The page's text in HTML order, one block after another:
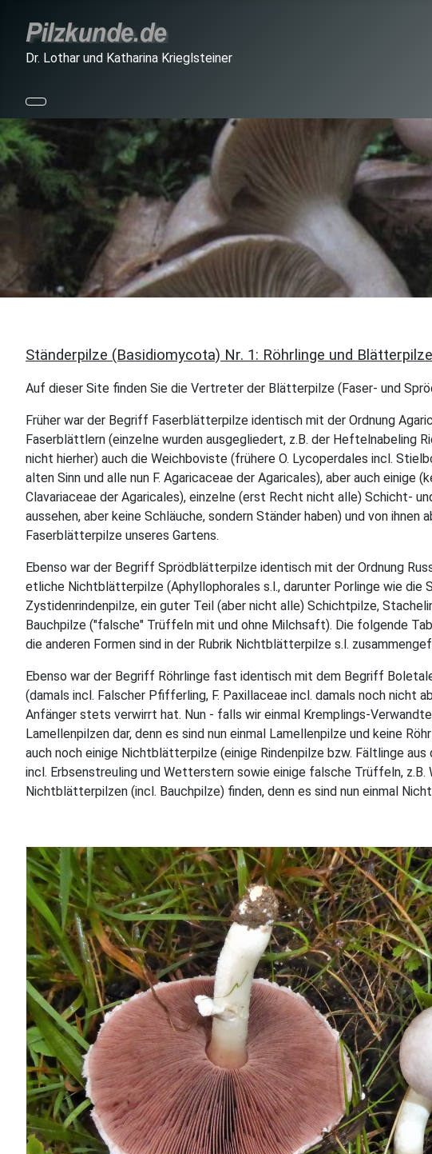
Dr. Lothar und Katharina Krieglsteiner
Ständerpilze (Basidiomycota) Nr. 1: Röhrlinge und Blätterpilze
Auf dieser Site finden Sie die Vertreter der Blätterpilze (Faser- und
Früher war der Begriff Faserblätterpilze identisch mit der Ordnung
Faserblättlern (einzelne wurden ausgegliedert, z.B. der Heftelnabeling
nicht hierher) auch die Weichboviste (frühere O. Lycoperdales incl.
alten Sinn und alle nun F. Agaricaceae der Agaricales), aber auch einige
Clavariaceae der Agaricales), einzelne (erst Recht nicht alle) Schicht-
aussehen, aber keine Schläuche, sondern Ständer haben) und von
Faserblätterpilze unseres Gartens.
Ebenso war der Begriff Sprödblätterpilze identisch mit der Ordnung
etliche Nichtblätterpilze (Aphyllophorales s.l., darunter Porlinge wie die
Zystidenrindenpilze, ein guter Teil (aber nicht alle) Schichtpilze,
Bauchpilze ("falsche" Trüffeln mit und ohne Milchsaft). Die folgende
die anderen Formen sind in der Rubrik Nichtblätterpilze s.l.
Ebenso war der Begriff Röhrlinge fast identisch mit dem Begriff
(damals incl. Falscher Pfifferling, F. Paxillaceae incl. damals noch nicht
Anfänger stets verwirrt hat. Nun - falls wir einmal Kremplings-
Lamellenpilzen dar, denn es sind nun einmal Lamellenpilze und keine
auch noch einige Nichtblätterpilze (einige Rindenpilze bzw. Fältlinge
incl. Erbsenstreuling und Wetterstern sowie einige falsche Trüffeln,
Nichtblätterpilzen (incl. Bauchpilze) finden, denn es sind nun einmal